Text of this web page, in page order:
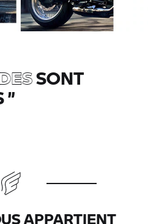
SONT
”
APPARTIENT